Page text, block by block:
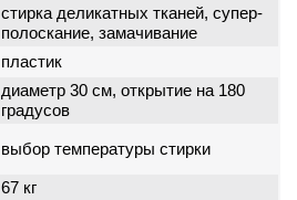
стирка деликатных тканей, супер-
полоскание, замачивание
пластик
диаметр 30 см, открытие на 180
градусов
выбор температуры стирки
67 кг